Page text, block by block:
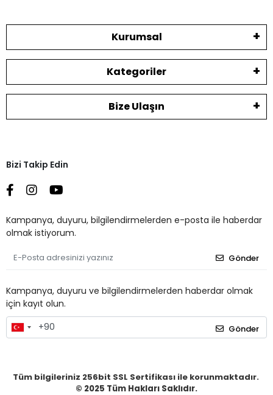
Kurumsal
Kategoriler
Bize Ulaşın
Bizi Takip Edin
Kampanya, duyuru, bilgilendirmelerden e-posta ile haberdar
olmak istiyorum.
Gönder
Kampanya, duyuru ve bilgilendirmelerden haberdar olmak
için kayıt olun.
Gönder
Tüm bilgileriniz 256bit SSL Sertifikası ile korunmaktadır.
© 2025 Tüm Hakları Saklıdır.